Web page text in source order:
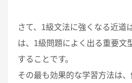
さて、1級文法に強くなる近道
は、1級問題によく出る重要文
することです。
その最も効果的な学習方法は